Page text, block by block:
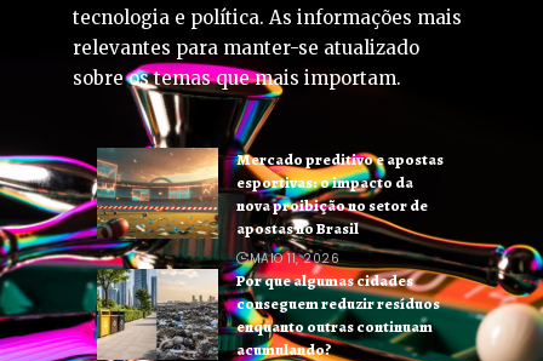
tecnologia e política. As informações mais
relevantes para manter-se atualizado
sobre os temas que mais importam.
Mercado preditivo e apostas
esportivas: o impacto da
nova proibição no setor de
apostas no Brasil
MAIO 11, 2026
Por que algumas cidades
conseguem reduzir resíduos
enquanto outras continuam
acumulando?